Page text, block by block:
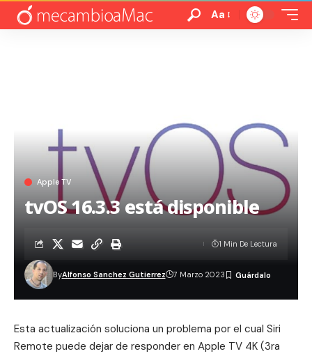
Aa
Apple TV
tvOS 16.3.3 está disponible
ByAlfonso Sanchez Gutierrez 7 Marzo 2023
1 Min De Lectura
Esta actualización soluciona un problema por el cual Siri
Remote puede dejar de responder en Apple TV 4K (3ra